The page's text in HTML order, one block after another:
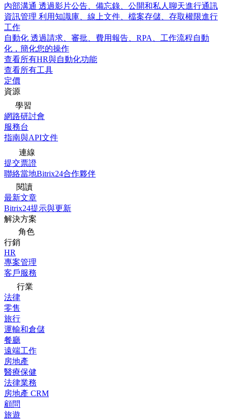
內部溝通 透過影片公告、備忘錄、公開和私人聊天進行通訊
資訊管理 利用知識庫、線上文件、檔案存儲、存取權限進行
工作
自動化 透過請求、審批、費用報告、RPA、工作流程自動
化，簡化您的操作
查看所有HR與自動化功能
查看所有工具
定價
資源
學習
網路研討會
服務台
指南與API文件
連線
提交票證
聯絡當地Bitrix24合作夥伴
閱讀
最新文章
Bitrix24提示與更新
解決方案
角色
行銷
HR
專案管理
客戶服務
行業
法律
零售
旅行
運輸和倉儲
餐廳
遠端工作
房地產
醫療保健
法律業務
房地產 CRM
顧問
旅遊